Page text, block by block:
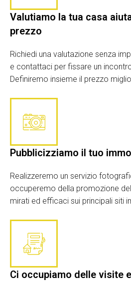
Valutiamo la tua casa
prezzo
Richiedi una valutazione senza
e contattaci per fissare un
Definiremo insieme il prezzo
Pubblicizziamo il tuo
Realizzeremo un servizio
occuperemo della promozione
mirati ed efficaci sui principali siti
Ci occupiamo delle visite